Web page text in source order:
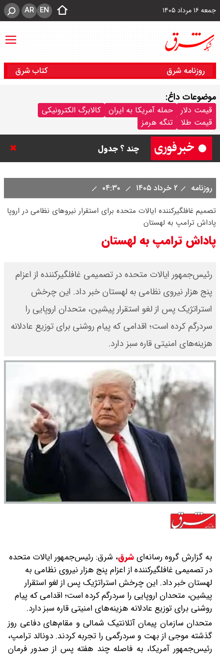
جمعه ۱۶ مرداد ۱۴۰۵ EN
AR
روزنامه شرق کتاب شرق
موضوعات داغ:
قیمت دلار حمله آمریکا به ایران
کالابرگ الکترونیکی
قیمت طلا
تنگه هرمز
چند ؟ جدول
به تنگه هرمز را کلید زدند + جزییات
روزنامه ۲ خرداد ۱۴۰۵
تصمیم غافلگیرکننده‌ ایالات متحده برای استقرار نیروهای نظامی در اروپا
پاداش ترامپ به لهستان
پاداش ترامپ به لهستان
رئیس‌جمهور ایالات متحده در تصمیمی غافلگیرکننده از اعزام
پنج هزار نیروی نظامی به لهستان خبر داد. این چرخش
استراتژیک پس از لغو استقرار پیشین، متحدان اروپایی را
سردرگم کرده است؛ اقدامی که پیام روشنی برای توزیع عادلانه
هزینه‌های امنیتی قاره سبز دارد.
به گزارش گروه رسانه‌ایشرق، شرق: رئیس‌جمهور ایالات متحده
در تصمیمی غافلگیرکننده از اعزام پنج هزار نیروی نظامی به
لهستان خبر داد. این چرخش استراتژیک پس از لغو استقرار
پیشین، متحدان اروپایی را سردرگم کرده است؛ اقدامی که پیام
روشنی برای توزیع عادلانه هزینه‌های امنیتی قاره سبز دارد.
متحدان سازمان پیمان آتلانتیک شمالی و مقام‌های دفاعی روز
گذشته موجی از بهت و سردرگمی را تجربه کردند. دونالد ترامپ،
رئیس‌جمهور آمریکا، به فاصله چند هفته پس از صدور فرمان